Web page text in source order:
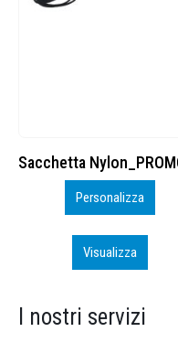
Cuffia Poliestere
Inizia a Personalizzare
Visualizza
I nostri servizi